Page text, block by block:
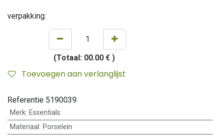
verpakking:
(Totaal: 00.00 € )
Toevoegen aan verlanglijst
Referentie 5190039
Merk: Essentials
Materiaal : Porselein